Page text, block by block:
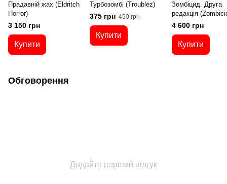
Прадавній жах (Eldritch
Horror)
3 150 грн
Купити
Турбозомбі (Troublez)
375 грн 450 грн
Купити
Зомбіцид. Друга
редакція
2nd Edition)
4 600 грн
Купити
Обговорення
Додайте перший відгук